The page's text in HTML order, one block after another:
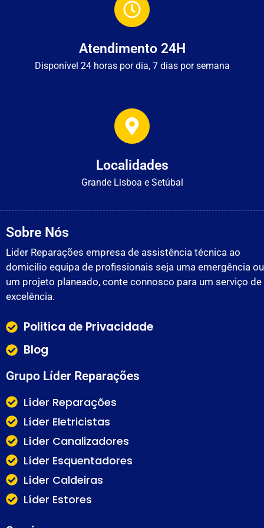
Atendimento 24H
Disponível 24 horas por dia, 7 dias por semana
Localidades
Grande Lisboa e Setúbal
Sobre Nós
Lider Reparações empresa de assistência técnica ao
domicilio equipa de profissionais seja uma emergência ou
um projeto planeado, conte connosco para um serviço de
excelência.
Politica de Privacidade
Blog
Grupo Líder Reparações
Líder Reparações
Líder Eletricistas
Líder Canalizadores
Líder Esquentadores
Líder Caldeiras
Líder Estores